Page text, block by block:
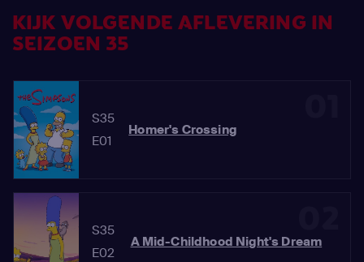
KIJK VOLGENDE AFLEVERING IN
SEIZOEN 35
S35
E01
Homer's Crossing
S35
E02
A Mid-Childhood Night's Dream